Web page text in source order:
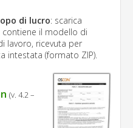
di lucro: scarica
il modello di
lavoro, ricevuta per
intestata (formato ZIP).
(v. 4.2 –